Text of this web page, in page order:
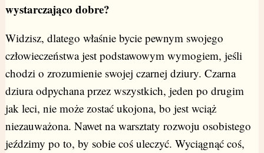
wystarczająco dobre?
Widzisz, dlatego właśnie bycie pewnym swojego
człowieczeństwa jest podstawowym wymogiem, jeśli
chodzi o zrozumienie swojej czarnej dziury. Czarna
dziura odpychana przez wszystkich, jeden po drugim
jak leci, nie może zostać ukojona, bo jest wciąż
niezauważona. Nawet na warsztaty rozwoju osobistego
jeździmy po to, by sobie coś uleczyć. Wyciągnąć coś,